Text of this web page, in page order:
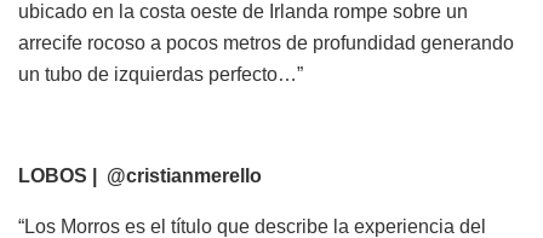
ubicado en la costa oeste de Irlanda rompe sobre un
arrecife rocoso a pocos metros de profundidad generando
un tubo de izquierdas perfecto…”
LOBOS | @cristianmerello
“Los Morros es el título que describe la experiencia del